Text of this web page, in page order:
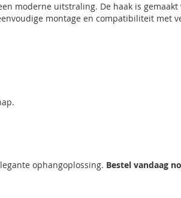
moderne uitstraling. De haak is
montage en compatibiliteit met
ophangoplossing. Bestel vandaag